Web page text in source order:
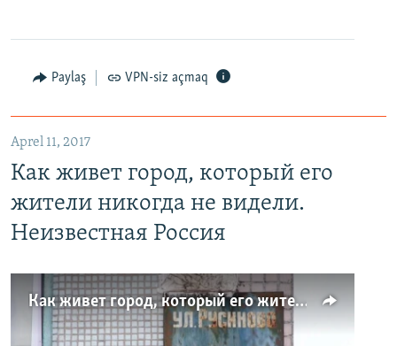
Paylaş VPN-siz açmaq
Aprel 11, 2017
Как живет город, который его
жители никогда не видели.
Неизвестная Россия
Как живет город, который его жители никогда не видели. Неизвестная Россия